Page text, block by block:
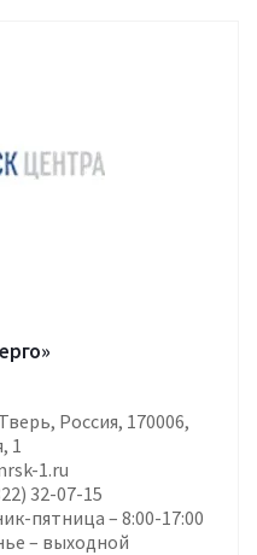
Россия, 170006,
1
1.ru
32-07-15
пятница – 8:00-17:00
– выходной